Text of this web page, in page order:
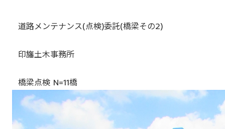
道路メンテナンス(点検)委託(橋梁その2)
印旛土木事務所
橋梁点検 N=11橋